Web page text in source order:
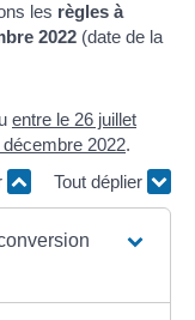
les règles à
2022 (date de la
entre le 26 juillet
2022.
Tout déplier